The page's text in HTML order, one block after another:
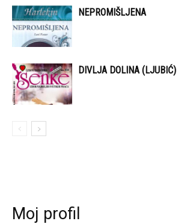
NEPROMIŠLJENA
DIVLJA DOLINA (LJUBIĆ)
Moj profil